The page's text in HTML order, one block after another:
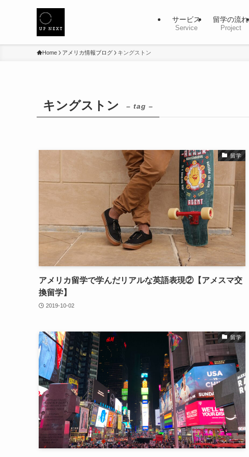
サービス
Service
留学の流れ
Project
Home アメリカ情報ブログ キングストン
キングストン – tag –
留学
アメリカ留学で学んだリアルな英語表現②【アメスマ交
換留学】
2019-10-02
留学